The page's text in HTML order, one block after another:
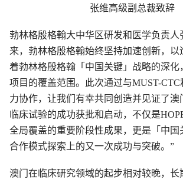
张维高级副总裁致辞
勃林格殷格翰大中华区研发和医学负责人
来，勃林格殷格翰始终坚持加速创新，以
着勃林格殷格翰「中国关键」战略的深化
项目的覆盖范围。此次通过与MUST-
力协作，让我们有幸共同创造并见证了澳
临床试验的成功获批和启动，不仅是
全局覆盖的重要阶段性成果，更是「中国
合作模式探索上的又一次成功与突破。”
澳门在临床研究领域的起步相对较晚，长